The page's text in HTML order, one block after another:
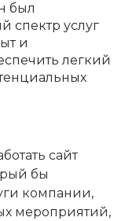
был
спектр услуг
и
легкий
сайт
бы
компании,
мероприятий,